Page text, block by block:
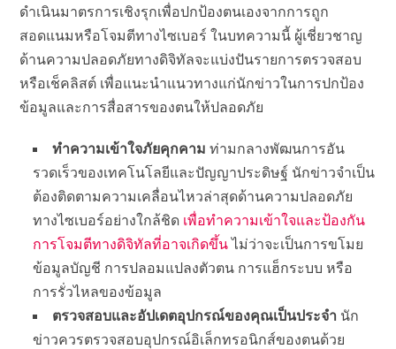
ดำเนินมาตรการเชิงรุกเพื่อปกป้องตนเองจากการถูก
สอดแนมหรือโจมตีทางไซเบอร์ ในบทความนี้ ผู้เชี่ยวชาญ
ด้านความปลอดภัยทางดิจิทัลจะแบ่งปันรายการตรวจสอบ
หรือเช็คลิสต์ เพื่อแนะนำแนวทางแก่นักข่าวในการปกป้อง
ข้อมูลและการสื่อสารของตนให้ปลอดภัย
ทำความเข้าใจภัยคุกคาม ท่ามกลางพัฒนการอัน
รวดเร็วของเทคโนโลยีและปัญญาประดิษฐ์ นักข่าวจำเป็น
ต้องติดตามความเคลื่อนไหวล่าสุดด้านความปลอดภัย
ทางไซเบอร์อย่างใกล้ชิด เพื่อทำความเข้าใจและป้องกัน
การโจมตีทางดิจิทัลที่อาจเกิดขึ้นไม่ว่าจะเป็นการขโมย
ข้อมูลบัญชี การปลอมแปลงตัวตน การแฮ็กระบบ หรือ
การรั่วไหลของข้อมูล
ตรวจสอบและอัปเดตอุปกรณ์ของคุณเป็นประจำ นัก
ข่าวควรตรวจสอบอุปกรณ์อิเล็กทรอนิกส์ของตนด้วย